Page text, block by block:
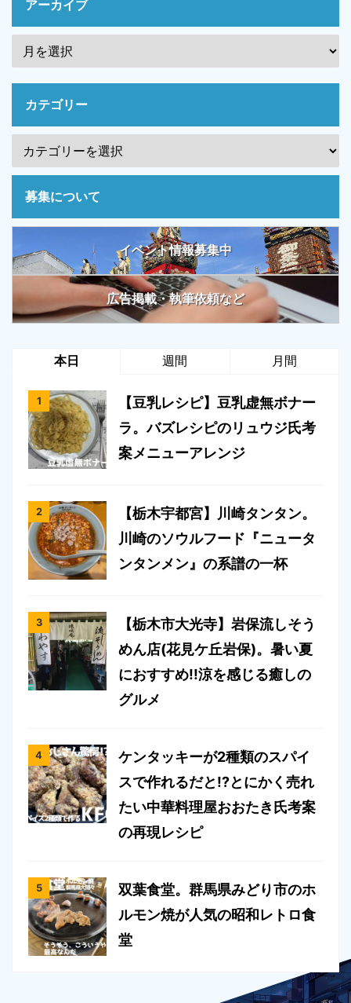
アーカイブ
カテゴリー
募集について
イベント情報募集中
広告掲載・執筆依頼など
本日 週間 月間
【豆乳レシピ】豆乳虚無ボナー
ラ。バズレシピのリュウジ氏考
案メニューアレンジ
【栃木宇都宮】川崎タンタン。
川崎のソウルフード『ニュータ
ンタンメン』の系譜の一杯
【栃木市大光寺】岩保流しそう
めん店(花見ケ丘岩保)。暑い夏
におすすめ!!涼を感じる癒しの
グルメ
ケンタッキーが2種類のスパイ
スで作れるだと!?とにかく売れ
たい中華料理屋おおたき氏考案
の再現レシピ
双葉食堂。群馬県みどり市のホ
ルモン焼が人気の昭和レトロ食
堂